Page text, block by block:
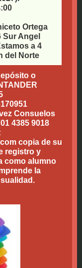
Ortega
Angel
a 4
del Norte
o
Consuelos
4385 9018
copia de su
registro y
como alumno
la